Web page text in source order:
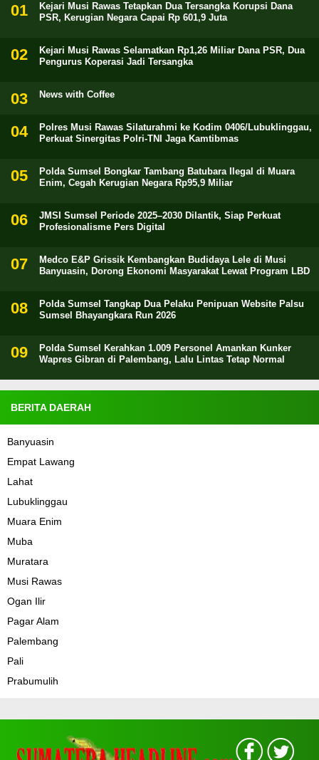
Kejari Musi Rawas Tetapkan Dua Tersangka Korupsi Dana
PSR, Kerugian Negara Capai Rp 601,9 Juta
Kejari Musi Rawas Selamatkan Rp1,26 Miliar Dana PSR, Dua
Pengurus Koperasi Jadi Tersangka
News with Coffee
Polres Musi Rawas Silaturahmi ke Kodim 0406/Lubuklinggau,
Perkuat Sinergitas Polri-TNI Jaga Kamtibmas
Polda Sumsel Bongkar Tambang Batubara Ilegal di Muara
Enim, Cegah Kerugian Negara Rp95,9 Miliar
JMSI Sumsel Periode 2025–2030 Dilantik, Siap Perkuat
Profesionalisme Pers Digital
Medco E&P Grissik Kembangkan Budidaya Lele di Musi
Banyuasin, Dorong Ekonomi Masyarakat Lewat Program LBD
Polda Sumsel Tangkap Dua Pelaku Penipuan Website Palsu
Sumsel Bhayangkara Run 2026
Polda Sumsel Kerahkan 1.009 Personel Amankan Kunker
Wapres Gibran di Palembang, Lalu Lintas Tetap Normal
BERITA DAERAH
Banyuasin
Empat Lawang
Lahat
Lubuklinggau
Muara Enim
Muba
Muratara
Musi Rawas
Ogan Ilir
Pagar Alam
Palembang
Pali
Prabumulih